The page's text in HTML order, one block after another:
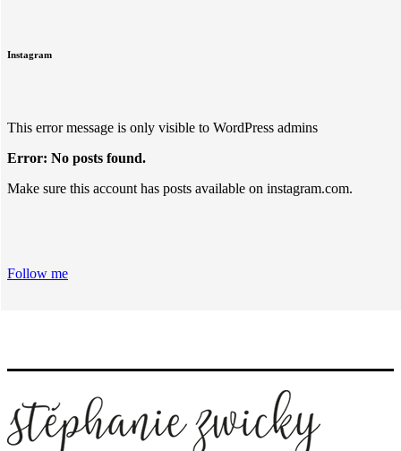
Instagram
This error message is only visible to WordPress admins
Error: No posts found.
Make sure this account has posts available on instagram.com.
Follow me